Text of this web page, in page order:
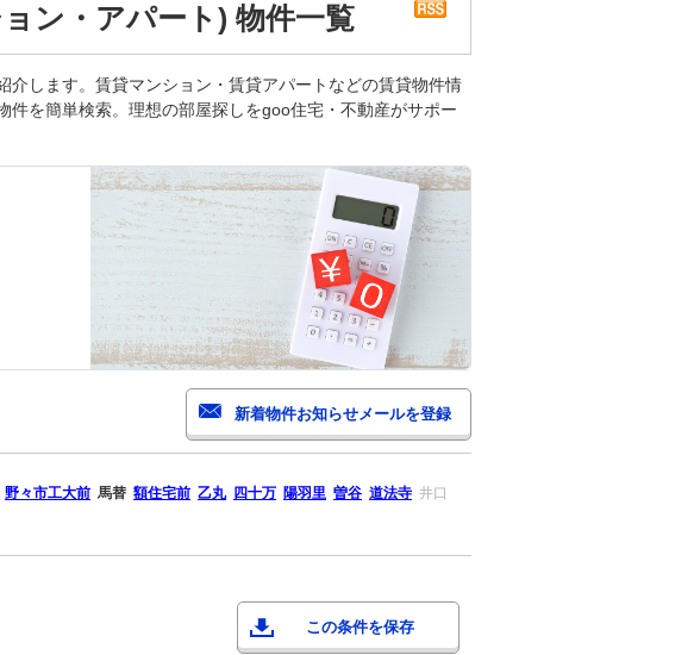
ン・アパート) 物件一覧
します。賃貸マンション・賃貸アパートなどの賃貸物件情
を簡単検索。理想の部屋探しをgoo住宅・不動産がサポー
野々市工大前 馬替 額住宅前 乙丸 四十万 陽羽里 曽谷 道法寺 井口
この条件を保存